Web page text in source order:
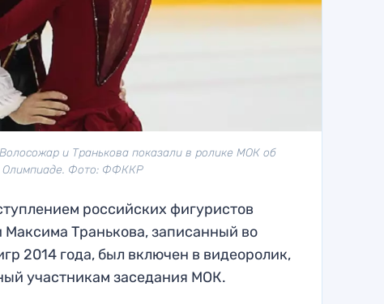
и Транькова показали в ролике МОК об
Олимпиаде. Фото: ФФККР
российских фигуристов
Транькова, записанный во
2014 года, был включен в видеоролик,
участникам заседания МОК.